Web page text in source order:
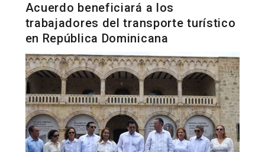
Acuerdo beneficiará a los
trabajadores del transporte turístico
en República Dominicana